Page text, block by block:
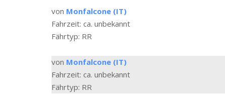
von Monfalcone (IT)
Fahrzeit: ca. unbekannt
Fährtyp: RR
von Monfalcone (IT)
Fahrzeit: ca. unbekannt
Fährtyp: RR